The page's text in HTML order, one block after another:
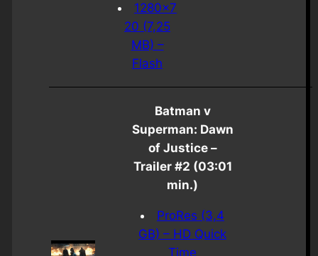
1280×7
20 (7,25
MB) –
Flash
Batman v
Superman: Dawn
of Justice –
Trailer #2 (03:01
min.)
ProRes (3,4
GB) – HD Quick
Time